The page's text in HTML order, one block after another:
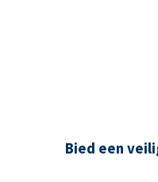
Bied een